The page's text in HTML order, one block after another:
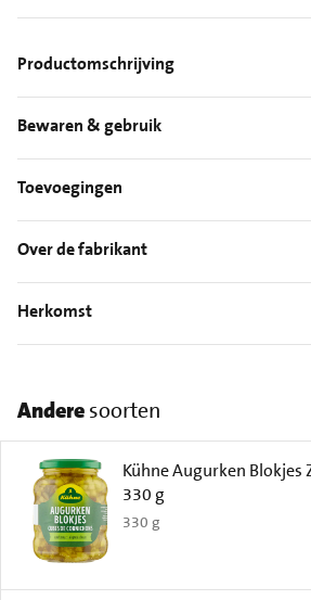
Productomschrijving
Bewaren & gebruik
Toevoegingen
Over de fabrikant
Herkomst
Anderesoorten
Kühne Augurken Blokjes
330 g
330 g